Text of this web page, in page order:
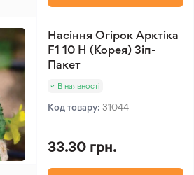
Насіння Огірок Арктіка
F1 10 Н (Корея) Зіп-
Пакет
В наявності
Код товару: 31044
33.30 грн.